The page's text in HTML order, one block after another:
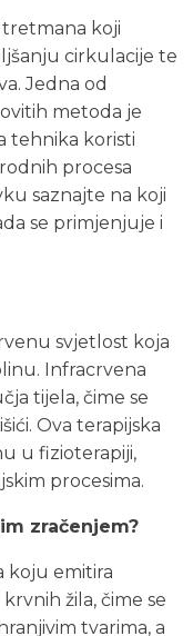
koji
cirkulacije te
Jedna od
metoda je
tehnika koristi
procesa
saznajte na koji
se primjenjuje i
svjetlost koja
Infracrvena
tijela, čime se
Ova terapijska
u fizioterapiji,
procesima.
zračenjem?
koju emitira
žila, čime se
tvarima, a